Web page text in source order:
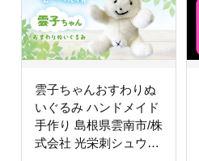
雲子ちゃんおすわりぬ
いぐるみ ハンドメイド
手作り 島根県雲南市/株
式会社 光栄刺シュウ